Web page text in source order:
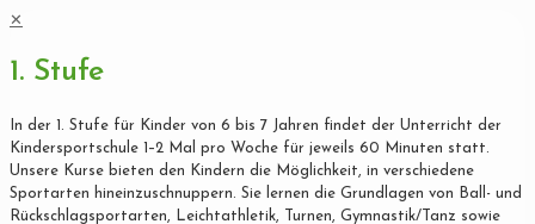
✕
1. Stufe
In der 1. Stufe für Kinder von 6 bis 7 Jahren findet der Unterricht der
Kindersportschule 1–2 Mal pro Woche für jeweils 60 Minuten statt.
Unsere Kurse bieten den Kindern die Möglichkeit, in verschiedene
Sportarten hineinzuschnuppern. Sie lernen die Grundlagen von Ball- und
Rückschlagsportarten, Leichtathletik, Turnen, Gymnastik/Tanz sowie